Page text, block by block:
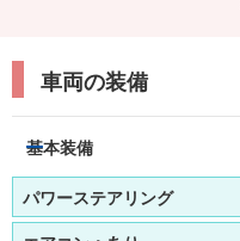
車両の装備
基本装備
パワーステアリング